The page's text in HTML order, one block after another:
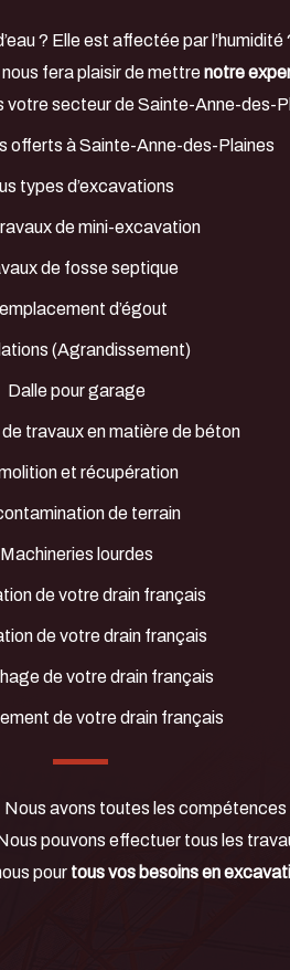
? Elle est affectée par
fera plaisir de mettrenotre
votre secteur de Sainte-Anne-des-
offerts à Sainte-Anne-des-Plaines
types d’excavations
de mini-excavation
de fosse septique
d’égout
(Agrandissement)
Dalle pour garage
travaux en matière de béton
et récupération
de terrain
Machineries lourdes
de votre drain français
de votre drain français
de votre drain français
de votre drain français
avons toutes les compétences
pouvons effectuer tous les
pour tous vos besoins en